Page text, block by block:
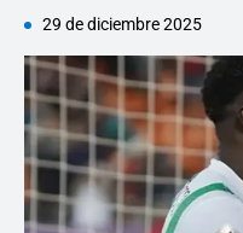
29 de diciembre 2025